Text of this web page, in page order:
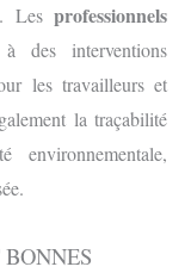
Les professionnels
des interventions
les travailleurs et
la traçabilité